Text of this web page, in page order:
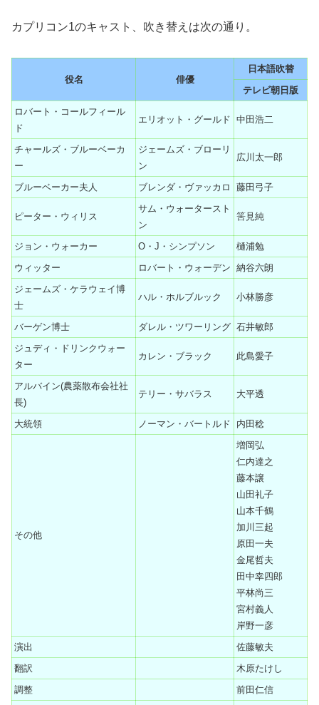
カプリコン1のキャスト、吹き替えは次の通り。
役名 俳優
日本語吹替
テレビ朝日版
ロバート・コールフィール
ド
エリオット・グールド 中田浩二
チャールズ・ブルーベーカ
ー
ジェームズ・ブローリ
ン
広川太一郎
ブルーベーカー夫人 ブレンダ・ヴァッカロ 藤田弓子
ピーター・ウィリス
サム・ウォータースト
ン
筈見純
ジョン・ウォーカー O・J・シンプソン
樋浦勉
ウィッター
ロバート・ウォーデン 納谷六朗
ジェームズ・ケラウェイ博
士
ハル・ホルブルック 小林勝彦
バーゲン博士 ダレル・ツワーリング 石井敏郎
ジュディ・ドリンクウォー
ター
カレン・ブラック 此島愛子
アルバイン(農薬散布会社社
長)
テリー・サバラス 大平透
大統領 ノーマン・バートルド 内田稔
その他
増岡弘
仁内達之
藤本譲
山田礼子
山本千鶴
加川三起
原田一夫
金尾哲夫
田中幸四郎
平林尚三
宮村義人
岸野一彦
演出
佐藤敏夫
翻訳
木原たけし
調整
前田仁信